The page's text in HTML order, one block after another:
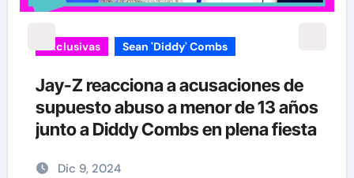
Exclusivas Sean 'Diddy' Combs
Jay-Z reacciona a acusaciones de
supuesto abuso a menor de 13 años
junto a Diddy Combs en plena fiesta
Dic 9, 2024